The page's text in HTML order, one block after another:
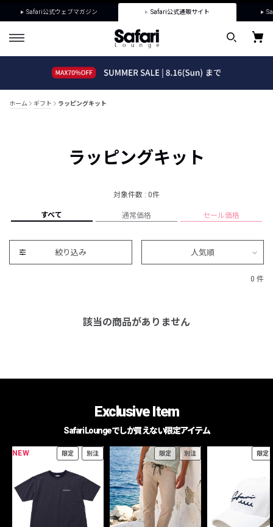
Safari公式ウェブマガジン Safari公式通販サイト
ホーム ギフト ラッピングキット
ラッピングキット
対象件数 : 0件
すべて 通常価格 セール価格
絞り込み 人気順
0 件
該当の商品がありません
Exclusive Item
Safari Loungeでしか買えない限定アイテム
NEW 限定 別注 限定 別注 限定